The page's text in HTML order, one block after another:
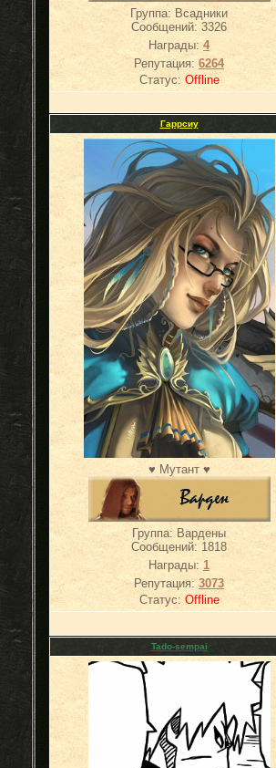
Группа: Всадники
Сообщений: 3326
Награды: 4
Репутация: 6264
Статус: Offline
Гаррсиу
♥ Мутант ♥
Группа: Вардены
Сообщений: 1818
Награды: 1
Репутация: 3073
Статус: Offline
Tado-sempai